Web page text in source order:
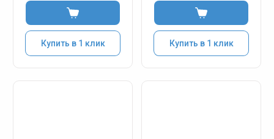
Купить в 1 клик Купить в 1 клик